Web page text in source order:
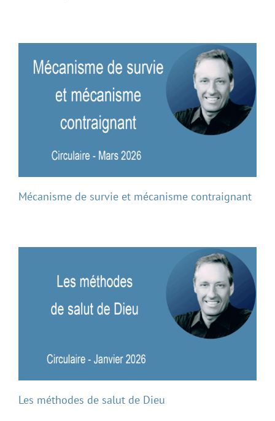
Mécanisme de survie et mécanisme contraignant
Les méthodes de salut de Dieu